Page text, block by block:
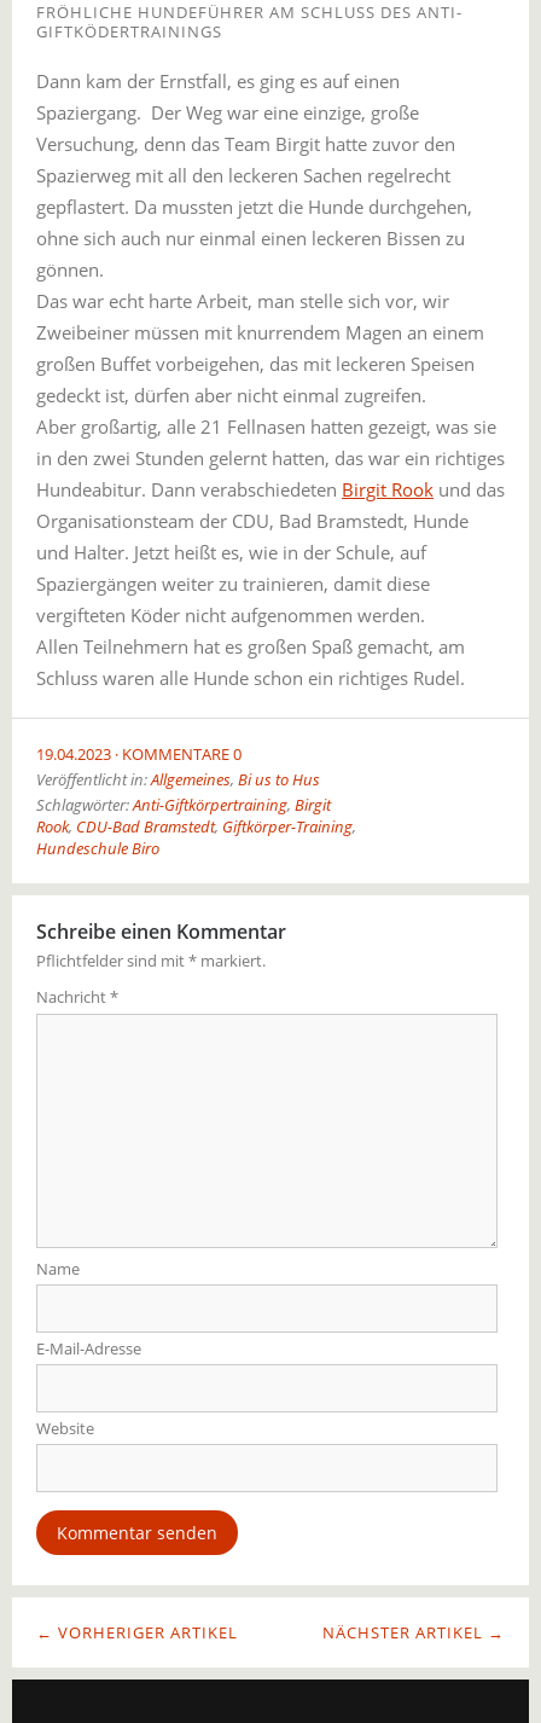
FRÖHLICHE HUNDEFÜHRER AM SCHLUSS DES ANTI-
GIFTKÖDERTRAININGS
Dann kam der Ernstfall, es ging es auf einen
Spaziergang. Der Weg war eine einzige, große
Versuchung, denn das Team Birgit hatte zuvor den
Spazierweg mit all den leckeren Sachen regelrecht
gepflastert. Da mussten jetzt die Hunde durchgehen,
ohne sich auch nur einmal einen leckeren Bissen zu
gönnen.
Das war echt harte Arbeit, man stelle sich vor, wir
Zweibeiner müssen mit knurrendem Magen an einem
großen Buffet vorbeigehen, das mit leckeren Speisen
gedeckt ist, dürfen aber nicht einmal zugreifen.
Aber großartig, alle 21 Fellnasen hatten gezeigt, was sie
in den zwei Stunden gelernt hatten, das war ein richtiges
Hundeabitur. Dann verabschiedeten Birgit Rook und das
Organisationsteam der CDU, Bad Bramstedt, Hunde
und Halter. Jetzt heißt es, wie in der Schule, auf
Spaziergängen weiter zu trainieren, damit diese
vergifteten Köder nicht aufgenommen werden.
Allen Teilnehmern hat es großen Spaß gemacht, am
Schluss waren alle Hunde schon ein richtiges Rudel.
19.04.2023 KOMMENTARE 0
Veröffentlicht in:Allgemeines, Bi us to Hus
Schlagwörter:Anti-Giftkörpertraining, Birgit
Rook, CDU-Bad Bramstedt, Giftkörper-Training,
Hundeschule Biro
Schreibe einen Kommentar
Pflichtfelder sind mit* markiert.
Nachricht*
Name
E-Mail-Adresse
Website
NÄCHSTER ARTIKEL →
← VORHERIGER ARTIKEL